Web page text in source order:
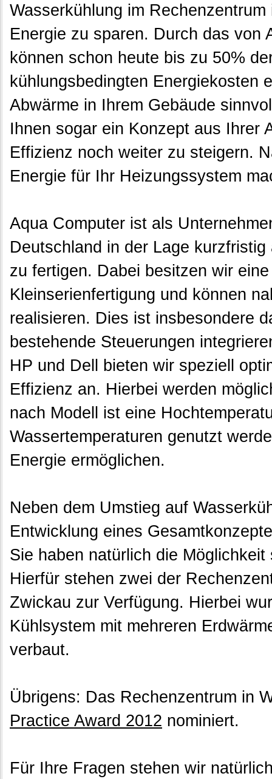
Wasserkühlung im
Energie zu sparen. Durch das von
können schon heute bis zu 50%
kühlungsbedingten Energiekosten
Abwärme in Ihrem Gebäude
Ihnen sogar ein Konzept aus Ihrer
Effizienz noch weiter zu steigern.
Energie für Ihr Heizungssystem
Aqua Computer ist als
Deutschland in der Lage
zu fertigen. Dabei besitzen wir
Kleinserienfertigung und können
realisieren. Dies ist insbesondere
bestehende Steuerungen
HP und Dell bieten wir speziell
Effizienz an. Hierbei werden
nach Modell ist eine
Wassertemperaturen genutzt
Energie ermöglichen.
Neben dem Umstieg auf
Entwicklung eines
Sie haben natürlich die
Hierfür stehen zwei der
Zwickau zur Verfügung. Hierbei
Kühlsystem mit mehreren
verbaut.
Übrigens: Das Rechenzentrum in
Practice Award 2012 nominiert.
Für Ihre Fragen stehen wir